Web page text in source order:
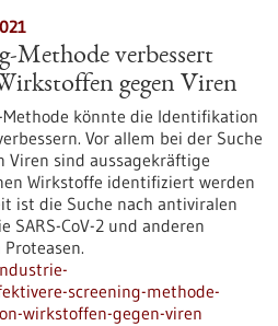
Methode verbessert
gegen Viren
könnte die Identifikation
Vor allem bei der Suche
Viren sind aussagekräftige
Wirkstoffe identifiziert werden
ist die Suche nach antiviralen
SARS-CoV-2 und anderen
screening-methode-
wirkstoffen-gegen-viren